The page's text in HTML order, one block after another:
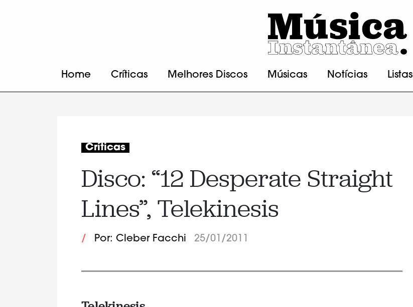
Home Críticas Melhores Discos Músicas Notícias Listas
Críticas
Disco: “12 Desperate Straight
Lines”, Telekinesis
/ Por: Cleber Facchi 25/01/2011